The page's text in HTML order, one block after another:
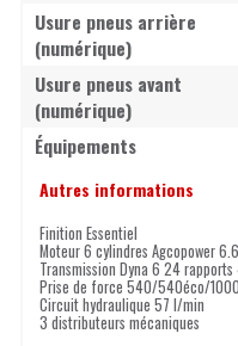
Usure pneus arrière
(numérique)
Usure pneus avant
(numérique)
Équipements
Autres informations
Finition Essentiel
Moteur 6 cylindres Agcopower
Transmission Dyna 6 24
Prise de force 540/540éco/
Circuit hydraulique 57 l/min
3 distributeurs mécaniques